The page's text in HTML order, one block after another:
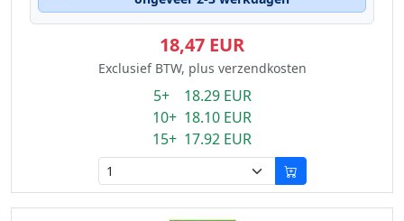
18,47 EUR
Exclusief BTW, plus verzendkosten
5+ 18.29 EUR
10+ 18.10 EUR
15+ 17.92 EUR